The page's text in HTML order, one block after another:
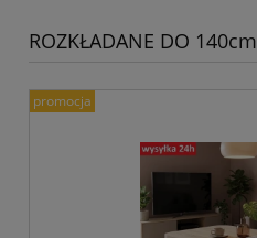
ROZKŁADANE DO 140cm
promocja